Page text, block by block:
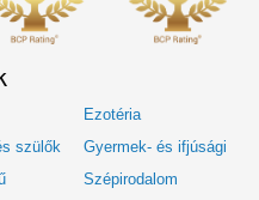
Ezotéria
szülők
Gyermek- és ifjúsági
Szépirodalom